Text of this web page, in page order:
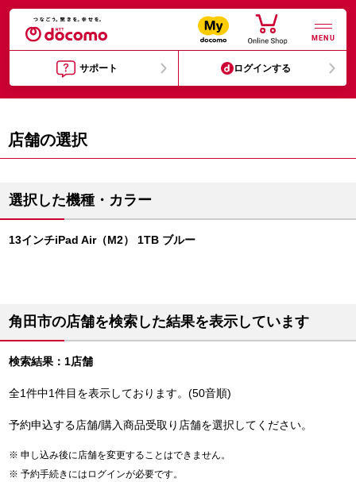
MENU
サポート ログインする
店舗の選択
選択した機種・カラー
13インチiPad Air（M2） 1TB ブルー
角田市の店舗を検索した結果を表示しています
検索結果：1店舗
全1件中1件目を表示しております。(50音順)
予約申込する店舗/購入商品受取り店舗を選択してください。
申し込み後に店舗を変更することはできません。
予約手続きにはログインが必要です。